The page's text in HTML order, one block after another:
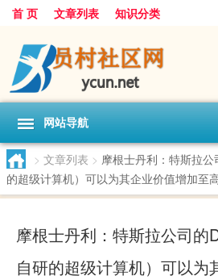
首 页 文章列表 知识分类
网站导航
> 文章列表 > 摩根士丹利：特斯拉
的超级计算机）可以为其企业价值增加至
摩根士丹利：特斯拉公司的
自研的超级计算机）可以为